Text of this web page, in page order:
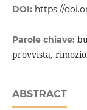
DOI: https://
Parole chiave:
provvista,
ABSTRACT